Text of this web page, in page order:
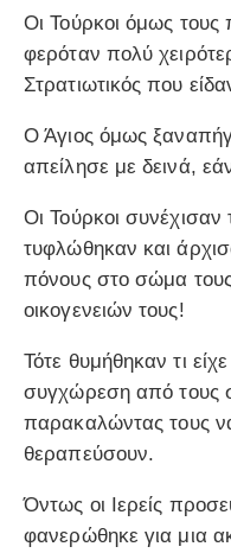
Οι Τούρκοι όμως τους
φερόταν πολύ
Στρατιωτικός που
Ο Άγιος όμως
απείλησε με δεινά,
Οι Τούρκοι συνέχισαν
τυφλώθηκαν και
πόνους στο σώμα τους
οικογενειών τους!
Τότε θυμήθηκαν τι
συγχώρεση από τους
παρακαλώντας τους
θεραπεύσουν.
Όντως οι Ιερείς
φανερώθηκε για μια